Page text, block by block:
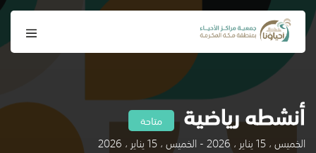
أنشطه رياضية متاحة
الخميس ، 15 يناير ، 2026 - الخميس ، 15 يناير ، 2026